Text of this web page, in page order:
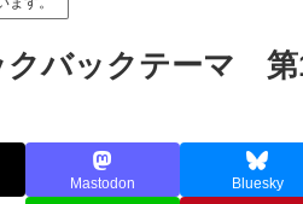
クバックテーマ 第
Mastodon Bluesky